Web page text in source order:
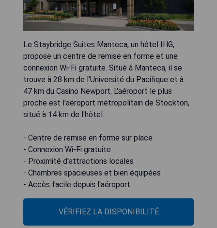
Le Staybridge Suites Manteca, un hôtel IHG,
propose un centre de remise en forme et une
connexion Wi-Fi gratuite. Situé à Manteca, il se
trouve à 28 km de l'Université du Pacifique et à
47 km du Casino Newport. L'aéroport le plus
proche est l'aéroport métropolitain de Stockton,
situé à 14 km de l'hôtel.
- Centre de remise en forme sur place
- Connexion Wi-Fi gratuite
- Proximité d'attractions locales
- Chambres spacieuses et bien équipées
- Accès facile depuis l'aéroport
VÉRIFIEZ LA DISPONIBILITÉ